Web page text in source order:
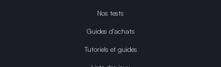
Nos tests
Guides d'achats
Tutoriels et guides